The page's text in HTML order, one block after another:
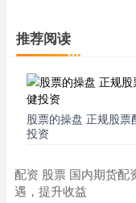
推荐阅读
股票的操盘 正规股
投资
配资 股票 国内期货配
遇，提升收益